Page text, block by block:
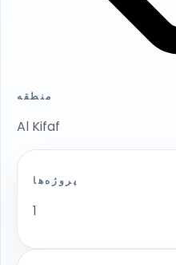
منطقه
Al Kifaf
پروژه‌ها
1